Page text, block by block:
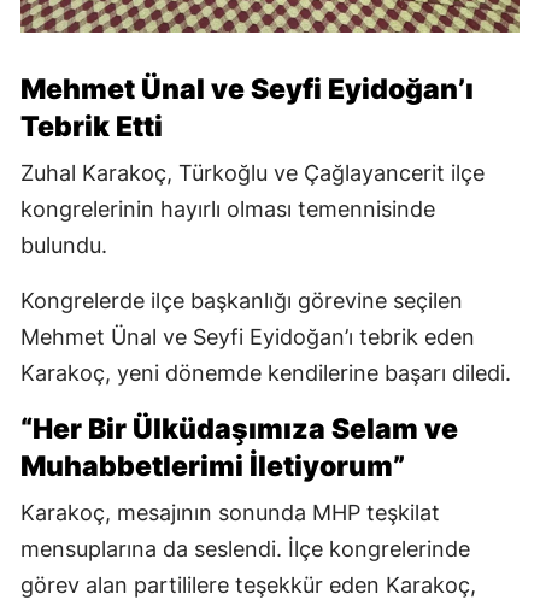
Mehmet Ünal ve Seyfi Eyidoğan’ı
Tebrik Etti
Zuhal Karakoç, Türkoğlu ve Çağlayancerit ilçe
kongrelerinin hayırlı olması temennisinde
bulundu.
Kongrelerde ilçe başkanlığı görevine seçilen
Mehmet Ünal ve Seyfi Eyidoğan’ı tebrik eden
Karakoç, yeni dönemde kendilerine başarı diledi.
“Her Bir Ülküdaşımıza Selam ve
Muhabbetlerimi İletiyorum”
Karakoç, mesajının sonunda MHP teşkilat
mensuplarına da seslendi. İlçe kongrelerinde
görev alan partililere teşekkür eden Karakoç,